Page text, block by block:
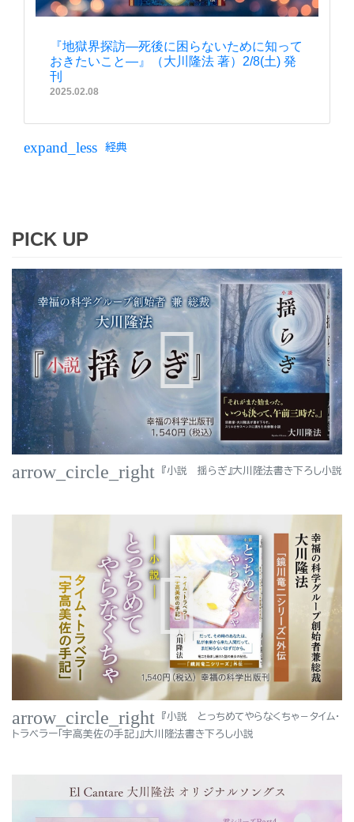
『地獄界探訪―死後に困らないために知って
おきたいこと―』（大川隆法 著）2/8(土) 発
刊
2025.02.08
expand_less 経典
PICK UP
arrow_circle_right 『小説 揺らぎ』大川隆法書き下ろし小説
arrow_circle_right
『小説 とっちめてやらなくちゃ－タイム・
トラベラー「宇高美佐の手記」』大川隆法書き下ろし小説